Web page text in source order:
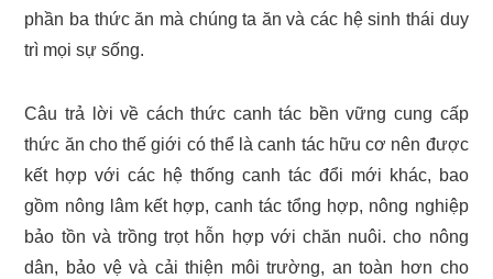
phần ba thức ăn mà chúng ta ăn và các hệ sinh thái duy
trì mọi sự sống.
Câu trả lời về cách thức canh tác bền vững cung cấp
thức ăn cho thế giới có thể là canh tác hữu cơ nên được
kết hợp với các hệ thống canh tác đổi mới khác, bao
gồm nông lâm kết hợp, canh tác tổng hợp, nông nghiệp
bảo tồn và trồng trọt hỗn hợp với chăn nuôi. cho nông
dân, bảo vệ và cải thiện môi trường, an toàn hơn cho